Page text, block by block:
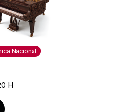
Nacional
H